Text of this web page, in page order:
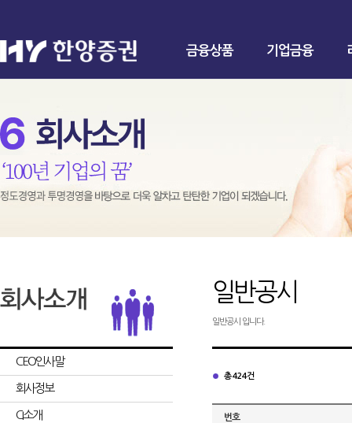
금융상품 기업금융
CEO인사말
회사정보
CI소개
일반공시
일반공시 입니다.
총 424건
번호